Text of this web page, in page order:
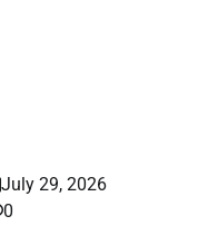
July 29, 2026
0